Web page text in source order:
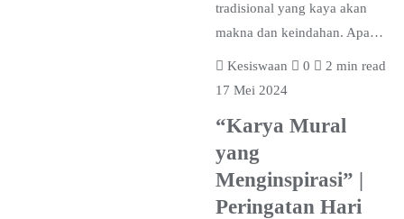
tradisional yang kaya akan
makna dan keindahan. Apa…
Kesiswaan 0
2 min read
17 Mei 2024
“Karya Mural
yang
Menginspirasi” |
Peringatan Hari